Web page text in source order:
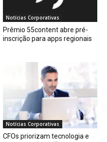
Notícias Corporativas
Prêmio 55content abre pré-
inscrição para apps regionais
Notícias Corporativas
CFOs priorizam tecnologia e